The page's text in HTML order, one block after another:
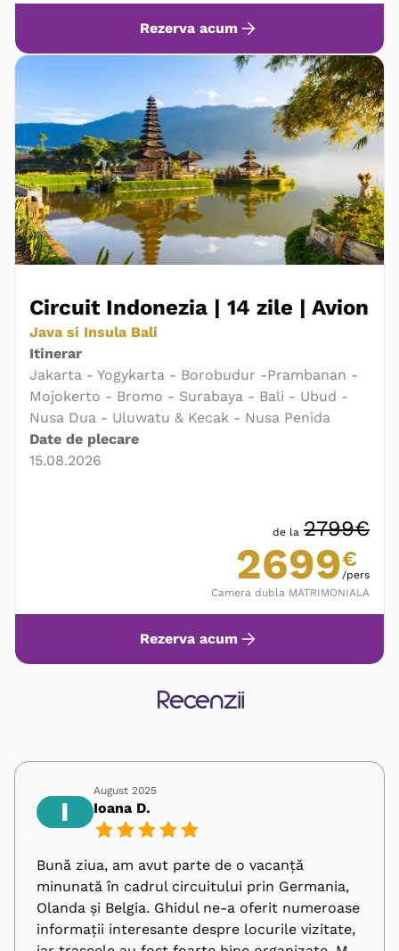
Rezerva acum
Circuit Indonezia | 14 zile | Avion
Java si Insula Bali
Itinerar
Jakarta - Yogykarta - Borobudur -Prambanan -
Mojokerto - Bromo - Surabaya - Bali - Ubud -
Nusa Dua - Uluwatu & Kecak - Nusa Penida
Date de plecare
15.08.2026
de la 2799€
2699€
/pers
Camera dubla MATRIMONIALA
Rezerva acum
Recenzii
I
August 2025
Ioana D.
Bună ziua, am avut parte de o vacanță
minunată în cadrul circuitului prin Germania,
Olanda și Belgia. Ghidul ne-a oferit numeroase
informații interesante despre locurile vizitate,